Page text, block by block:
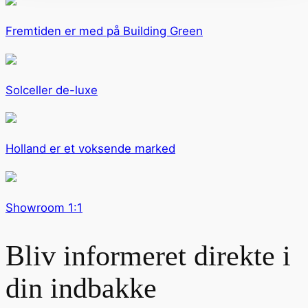
Fremtiden er med på Building Green
Solceller de-luxe
Holland er et voksende marked
Showroom 1:1
Bliv informeret direkte i
din indbakke